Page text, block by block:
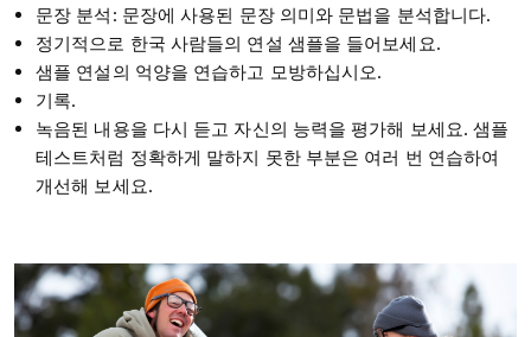
문장 분석: 문장에 사용된 문장 의미와 문법을 분석합니다.
정기적으로 한국 사람들의 연설 샘플을 들어보세요.
샘플 연설의 억양을 연습하고 모방하십시오.
기록.
녹음된 내용을 다시 듣고 자신의 능력을 평가해 보세요. 샘플
테스트처럼 정확하게 말하지 못한 부분은 여러 번 연습하여
개선해 보세요.